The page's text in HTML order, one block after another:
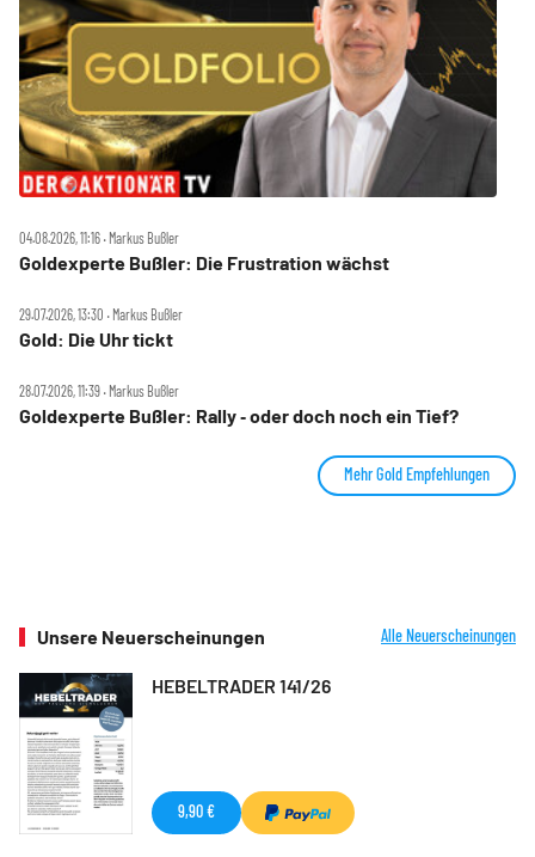
04.08.2026, 11:16 ‧ Markus Bußler
Goldexperte Bußler: Die Frustration wächst
29.07.2026, 13:30 ‧ Markus Bußler
Gold: Die Uhr tickt
28.07.2026, 11:39 ‧ Markus Bußler
Goldexperte Bußler: Rally ‑ oder doch noch ein Tief?
Mehr Gold Empfehlungen
Unsere Neuerscheinungen Alle Neuerscheinungen
HEBELTRADER 141/26
9,90 €